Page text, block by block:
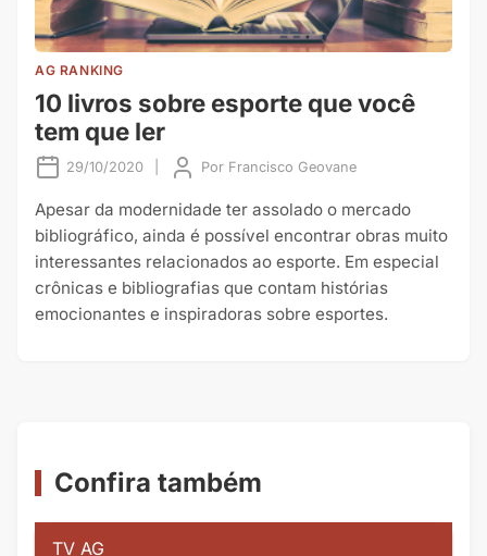
AG RANKING
10 livros sobre esporte que você
tem que ler
29/10/2020 Por Francisco Geovane
Apesar da modernidade ter assolado o mercado
bibliográfico, ainda é possível encontrar obras muito
interessantes relacionados ao esporte. Em especial
crônicas e bibliografias que contam histórias
emocionantes e inspiradoras sobre esportes.
Confira também
TV AG